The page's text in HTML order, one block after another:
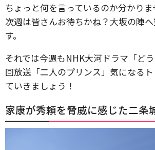
ちょっと何を言っているのか分かり
次週は皆さんお待ちかね？大坂の陣
す。
それでは今週もNHK大河ドラマ「ど
回放送「二人のプリンス」気になる
ていきましょう！
家康が秀頼を脅威に感じた二条